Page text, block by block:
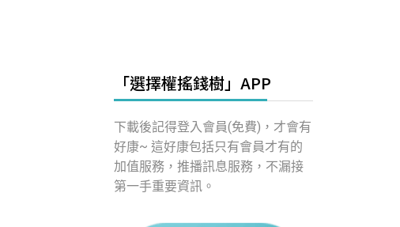
「選擇權搖錢樹」APP
下載後記得登入會員(免費)，才會有
好康~ 這好康包括只有會員才有的
加值服務，推播訊息服務，不漏接
第一手重要資訊。